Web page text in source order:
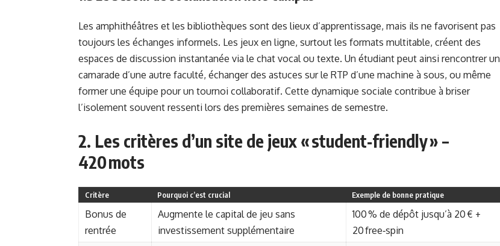
Les amphithéâtres et les bibliothèques sont des lieux d’apprentissage, mais ils ne favorisent pas
toujours les échanges informels. Les jeux en ligne, surtout les formats multitable, créent des
espaces de discussion instantanée via le chat vocal ou texte. Un étudiant peut ainsi rencontrer un
camarade d’une autre faculté, échanger des astuces sur le RTP d’une machine à sous, ou même
former une équipe pour un tournoi collaboratif. Cette dynamique sociale contribue à briser
l’isolement souvent ressenti lors des premières semaines de semestre.
2. Les critères d’un site de jeux « student‑friendly » –
420 mots
Critère Pourquoi c’est crucial Exemple de bonne pratique
Bonus de
rentrée
Augmente le capital de jeu sans
investissement supplémentaire
100 % de dépôt jusqu’à 20 € +
20 free‑spin